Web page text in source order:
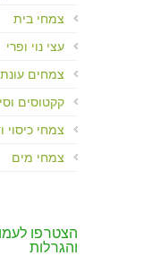
צמחי בית
עצי נוי ופרי
צמחים
קקטוסים
צמחי כיסוי
צמחי מים
הצטרפו
והגרלות